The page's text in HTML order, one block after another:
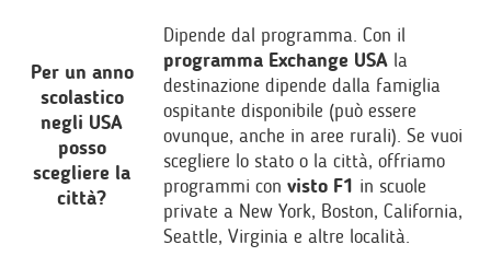
Per un anno
scolastico
negli USA
posso
scegliere la
città?
Dipende dal programma. Con il
programma Exchange USA la
destinazione dipende dalla famiglia
ospitante disponibile (può essere
ovunque, anche in aree rurali). Se vuoi
scegliere lo stato o la città, offriamo
programmi con visto F1 in scuole
private a New York, Boston, California,
Seattle, Virginia e altre località.